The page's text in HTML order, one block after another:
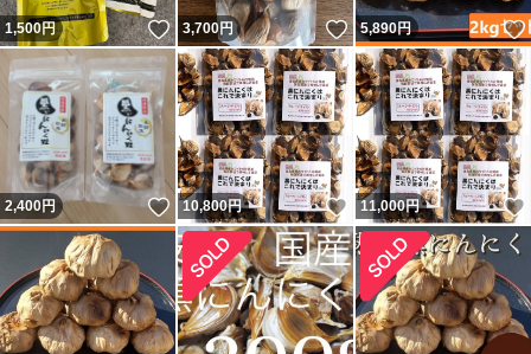
1,500円 いいね！
3,700円 いいね！
5,890円
2,400円 いいね！
10,800円 いいね！
11,000円